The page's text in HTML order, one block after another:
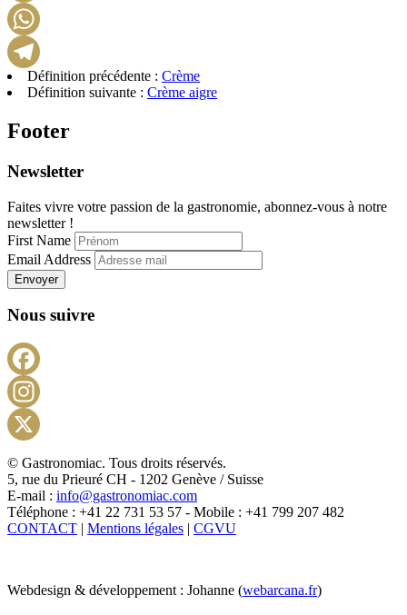
Définition précédente : Crème
Définition suivante : Crème aigre
Footer
Newsletter
Faites vivre votre passion de la gastronomie, abonnez-vous à notre
newsletter !
First Name
Email Address
Envoyer
Nous suivre
X
© Gastronomiac. Tous droits réservés.
5, rue du Prieuré CH - 1202 Genève / Suisse
E-mail : info@gastronomiac.com
Téléphone : +41 22 731 53 57 - Mobile : +41 799 207 482
CONTACT | Mentions légales | CGVU
Webdesign & développement : Johanne (webarcana.fr)